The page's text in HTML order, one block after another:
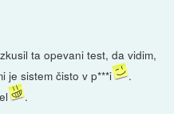
ta opevani test, da vidim,
je sistem čisto v p***i
.
.